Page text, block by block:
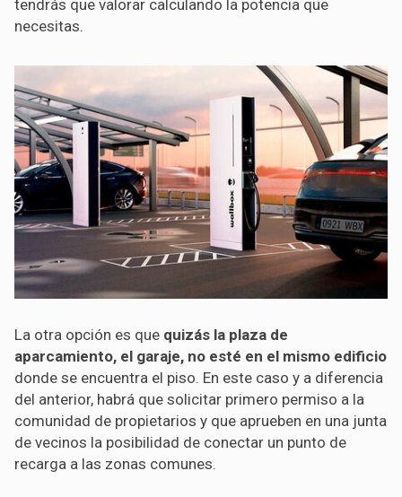
tendrás que valorar calculando la potencia que
necesitas.
La otra opción es que quizás la plaza de
aparcamiento, el garaje, no esté en el mismo edificio
donde se encuentra el piso. En este caso y a diferencia
del anterior, habrá que solicitar primero permiso a la
comunidad de propietarios y que aprueben en una junta
de vecinos la posibilidad de conectar un punto de
recarga a las zonas comunes.